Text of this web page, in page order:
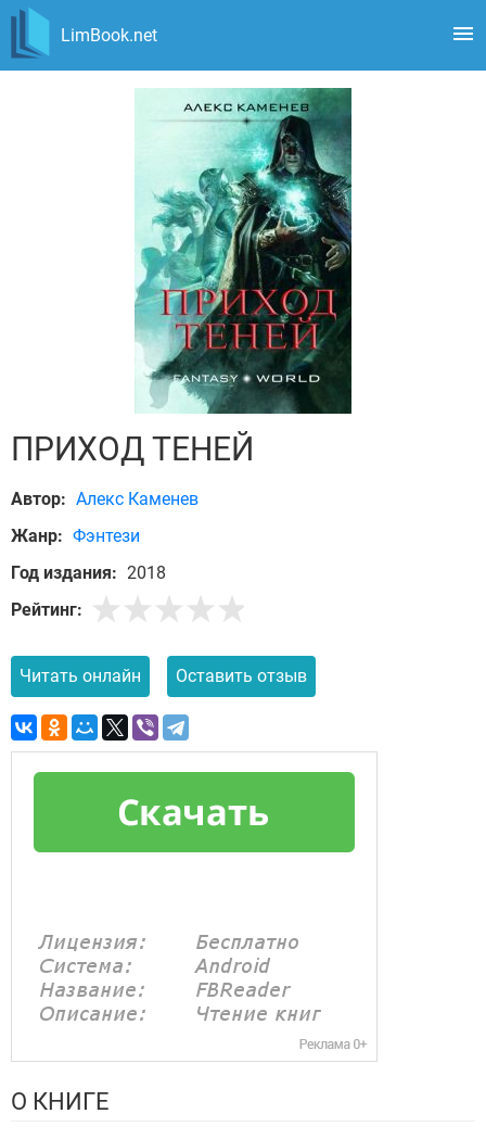
LimBook.net
ПРИХОД ТЕНЕЙ
Автор: Алекс Каменев
Жанр: Фэнтези
Год издания: 2018
Рейтинг:
Читать онлайн Оставить отзыв
О КНИГЕ